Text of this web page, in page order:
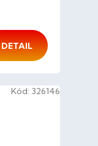
DETAIL
Kód: 326146